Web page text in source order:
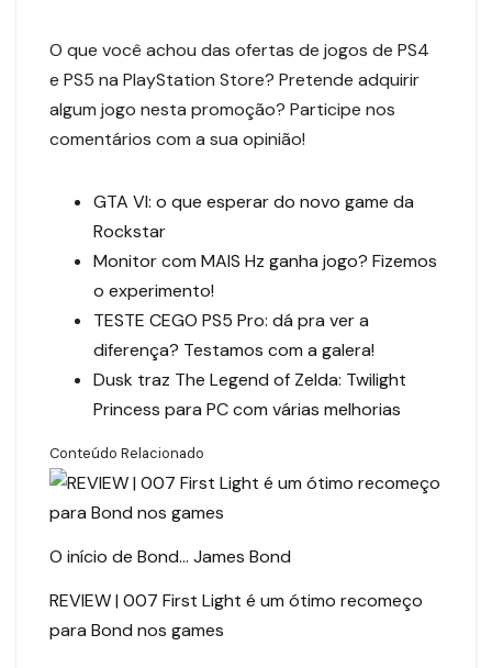
O que você achou das ofertas de jogos de PS4
e PS5 na PlayStation Store? Pretende adquirir
algum jogo nesta promoção? Participe nos
comentários com a sua opinião!
GTA VI: o que esperar do novo game da
Rockstar
Monitor com MAIS Hz ganha jogo? Fizemos
o experimento!
TESTE CEGO PS5 Pro: dá pra ver a
diferença? Testamos com a galera!
Dusk traz The Legend of Zelda: Twilight
Princess para PC com várias melhorias
Conteúdo Relacionado
O início de Bond… James Bond
REVIEW | 007 First Light é um ótimo recomeço
para Bond nos games